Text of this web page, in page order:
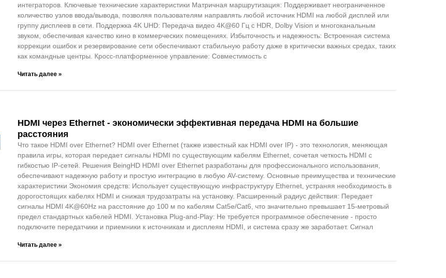
интеграторов. Ключевые технические характеристики Матричная маршрутизация: Поддерживает неограниченное
количество узлов ввода/вывода, позволяя пользователям направлять любой источник HDMI на любой дисплей или
группу дисплеев в сети. Поддержка 4K UHD: Передача видео 4K@60 Гц с HDR, Dolby Vision и многоканальным
звуком, обеспечивая качество кино в коммерческих помещениях. Избыточность и надежность: Встроенная система
коррекции ошибок и резервирование сети обеспечивают стабильную работу даже в критически важных средах, таких
как командные центры. Кросс-платформенное управление: Совместимость с
Читать далее »
HDMI через Ethernet - экономически эффективная передача HDMI на большие
расстояния
Что такое HDMI over Ethernet? HDMI over Ethernet (также известный как HDMI over IP) - это технология, меняющая
правила игры, которая передает сигналы HDMI по существующим кабелям Ethernet, сочетая четкость HDMI с
гибкостью IP-сетей. Решения BeingHD HDMI over Ethernet разработаны для профессионального использования,
обеспечивают надежную работу и простую интеграцию в любую AV-систему. Основные преимущества и технические
характеристики Экономия средств: Использует существующую инфраструктуру Ethernet, устраняя необходимость в
дорогостоящих кабелях HDMI и снижая трудозатраты на установку. Расширенный радиус действия: Передает
сигналы HDMI 4K@60Hz на расстояние до 100 м по кабелям Cat5e/Cat6, что значительно превышает 15-метровый
предел стандартных кабелей HDMI. Установка Plug-and-Play: Не требуется программное обеспечение - просто
подключите передатчики и приемники к источникам и дисплеям HDMI, и система сразу же заработает. Сигнал
Читать далее »